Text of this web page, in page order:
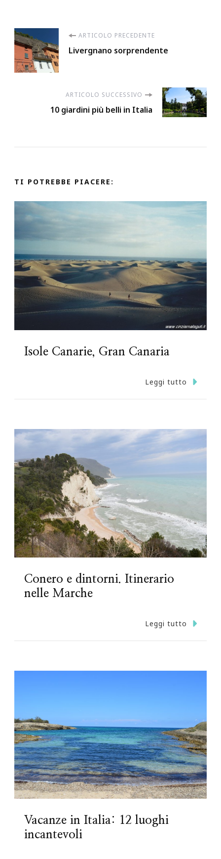
Navigazione
articoli
ARTICOLO PRECEDENTE
Livergnano sorprendente
ARTICOLO SUCCESSIVO
10 giardini più belli in Italia
TI POTREBBE PIACERE:
Isole Canarie, Gran Canaria
Leggi tutto
Conero e dintorni. Itinerario
nelle Marche
Leggi tutto
Vacanze in Italia: 12 luoghi
incantevoli